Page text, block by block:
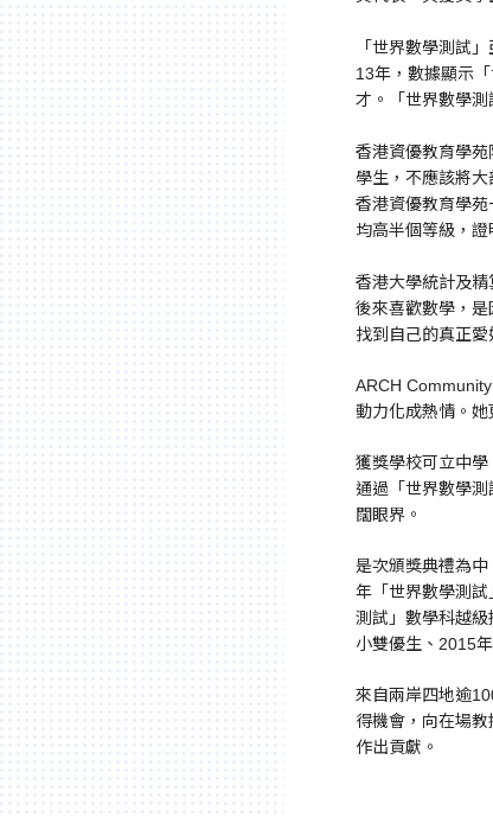
「世界數學測試
13年，數據顯示
才。「世界數學
香港資優教育學
學生，不應該將
香港資優教育學
均高半個等級，
香港大學統計及
後來喜歡數學，
找到自己的真正愛
ARCH
動力化成熱情。
獲獎學校可立中
通過「世界數學
闊眼界。
是次頒獎典禮為
年「世界數學測
測試」數學科越
小雙優生、2015
來自兩岸四地逾
得機會，向在場
作出貢獻。